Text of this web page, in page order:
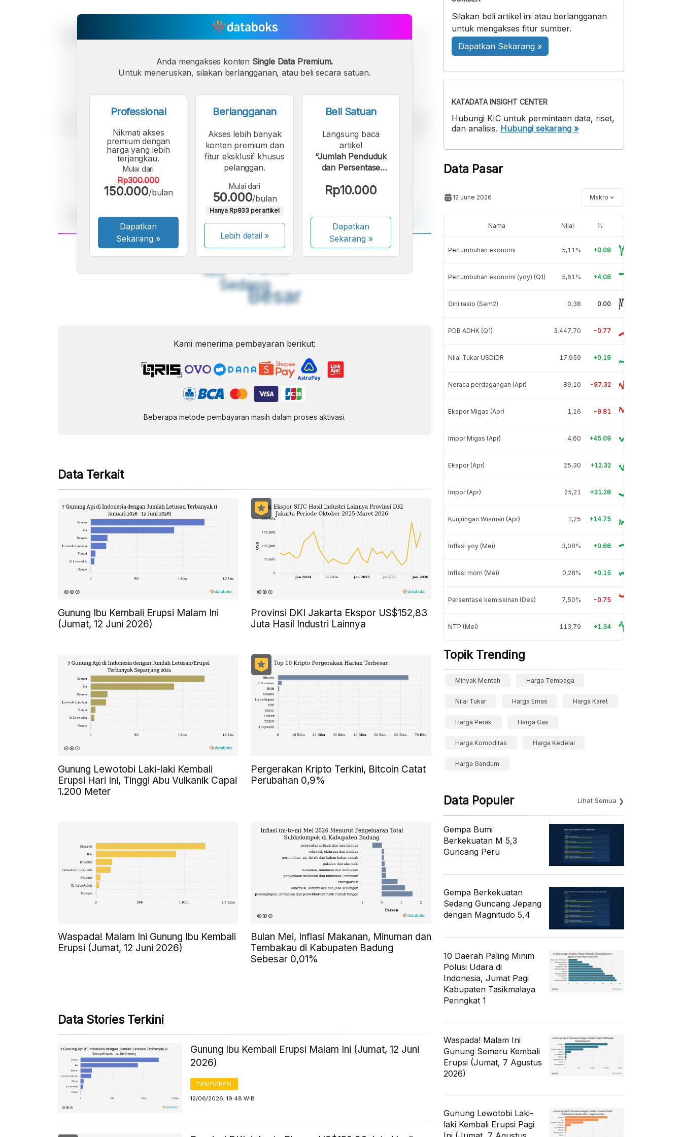
A
Font
Kecil
A
Sedang
A
Besar
Anda mengakses konten Single Data Premium.
Untuk meneruskan, silakan berlangganan, atau beli secara satuan.
Professional
Nikmati akses
premium dengan
harga yang lebih
terjangkau.
Mulai dari
Rp300.000
150.000/bulan
Dapatkan
Sekarang »
Berlangganan
Akses lebih banyak
konten premium dan
fitur eksklusif khusus
pelanggan.
Mulai dari
50.000/bulan
Hanya Rp833 per artikel
Lebih detail »
Beli Satuan
Langsung baca
artikel
“Jumlah Penduduk
dan Persentase
Kabupaten Tanah
Rp10.000
Dapatkan
Sekarang»
Kami menerima pembayaran berikut:
Beberapa metode pembayaran masih dalam proses aktivasi.
Data Terkait
Gunung Ibu Kembali Erupsi Malam Ini
(Jumat, 12 Juni 2026)
Provinsi DKI Jakarta Ekspor US$152,83
Juta Hasil Industri Lainnya
Gunung Lewotobi Laki-laki Kembali
Erupsi Hari Ini, Tinggi Abu Vulkanik Capai
1.200 Meter
Pergerakan Kripto Terkini, Bitcoin Catat
Perubahan 0,9%
Waspada! Malam Ini Gunung Ibu Kembali
Erupsi (Jumat, 12 Juni 2026)
Bulan Mei, Inflasi Makanan, Minuman dan
Tembakau di Kabupaten Badung
Sebesar 0,01%
Data Stories Terkini
Gunung Ibu Kembali Erupsi Malam Ini (Jumat, 12 Juni
2026)
DEMOGRAFI
12/06/2026, 19:48 WIB
Silakan beli artikel ini atau berlangganan
untuk mengakses fitur sumber.
Dapatkan Sekarang »
KATADATA INSIGHT CENTER
Hubungi KIC untuk permintaan data, riset,
dan analisis. Hubungi sekarang »
Data Pasar
12 June 2026 Makro
Nama Nilai %
Pertumbuhan ekonomi 5,11% +0.08
Pertumbuhan ekonomi (yoy) (Q1) 5,61% +4.08
Gini rasio (Sem2) 0,38 0.00
PDB ADHK (Q1) 3.447,70 -0.77
Nilai Tukar USDIDR 17.959 +0.19
Neraca perdagangan (Apr) 89,10 -97.32
Ekspor Migas (Apr) 1,16 -9.81
Impor Migas (Apr) 4,60 +45.09
Ekspor (Apr) 25,30 +12.32
Impor (Apr) 25,21 +31.28
Kunjungan Wisman (Apr) 1,25 +14.75
Inflasi yoy (Mei) 3,08% +0.66
Inflasi mom (Mei) 0,28% +0.15
Persentase kemiskinan (Des) 7,50% -0.75
NTP (Mei) 113,79 +1.34
Topik Trending
Minyak Mentah Harga Tembaga
Nilai Tukar Harga Emas Harga Karet
Harga Perak Harga Gas
Harga Komoditas Harga Kedelai
Harga Gandum
Data Populer Lihat Semua
Gempa Bumi
Berkekuatan M 5,3
Guncang Peru
Gempa Berkekuatan
Sedang Guncang Jepang
dengan Magnitudo 5,4
10 Daerah Paling Minim
Polusi Udara di
Indonesia, Jumat Pagi
Kabupaten Tasikmalaya
Peringkat 1
Waspada! Malam Ini
Gunung Semeru Kembali
Erupsi (Jumat, 7 Agustus
2026)
Gunung Lewotobi Laki-
laki Kembali Erupsi Pagi